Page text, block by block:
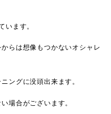
います。
らは想像もつかないオシャレ
ングに没頭出来ます。
場合がございます。